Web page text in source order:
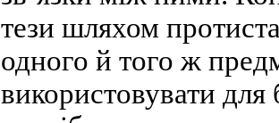
тези шляхом
одного й того ж
використовувати для